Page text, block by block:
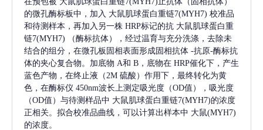
的微孔酶标板中，加入 大鼠肌球蛋白重链7(MYH7) 校准品
和待测样本，再加入另一株 HRP标记的抗 大鼠肌球蛋白重
链7(MYH7)
（酶标抗体），经过温育与充分洗涤，去除未
结合的组分，在微孔板固相表面形成固相抗体 -抗原-酶标抗
体的夹心复合物。加底物 A和 B，底物在 HRP催化下，产生
蓝色产物，在终止液（2M 硫酸）作用下，最终转化为黄
色，在酶标仪 450nm波长上测定吸光度（OD值），吸光度
（OD值）与待测样品中 大鼠肌球蛋白重链7(MYH7)的浓度
正相关。拟合校准品曲线，可以计算出样本中 大鼠(MYH7)
的浓度。